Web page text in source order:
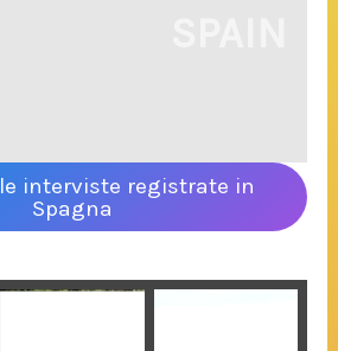
interviste registrate in
Spagna